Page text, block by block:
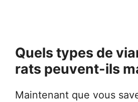
Quels types de
rats peuvent-ils
Maintenant que vous